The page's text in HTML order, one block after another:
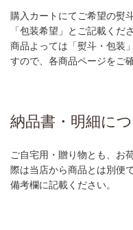
購入カートにてご希望の熨
「包装希望」とご記載くださ
商品よっては「熨斗・包装
すので、各商品ページをご
納品書・明細に
ご自宅用・贈り物とも、お
際は当店から商品とは別便
備考欄に記載ください。